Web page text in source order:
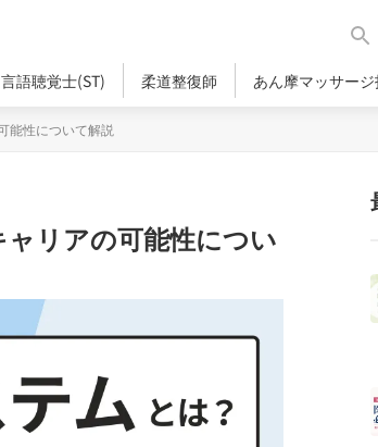
言語聴覚士(ST) 柔道整復師 あん摩マッサー
能性について解説
リアの可能性につい